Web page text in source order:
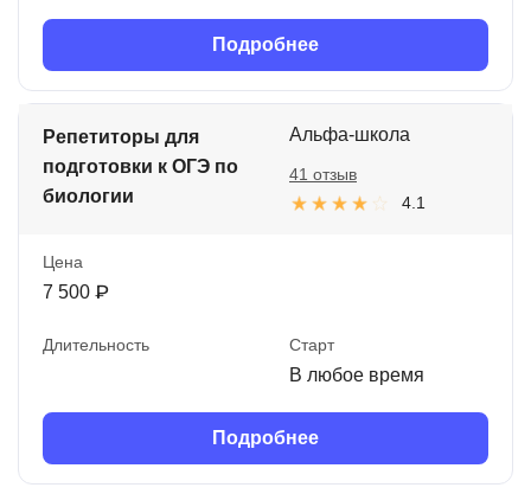
Подробнее
Репетиторы для
подготовки к ОГЭ по
биологии
Альфа-школа
4.1
41 отзыв
Цена
7 500 ₽
Длительность Старт
В любое время
Подробнее